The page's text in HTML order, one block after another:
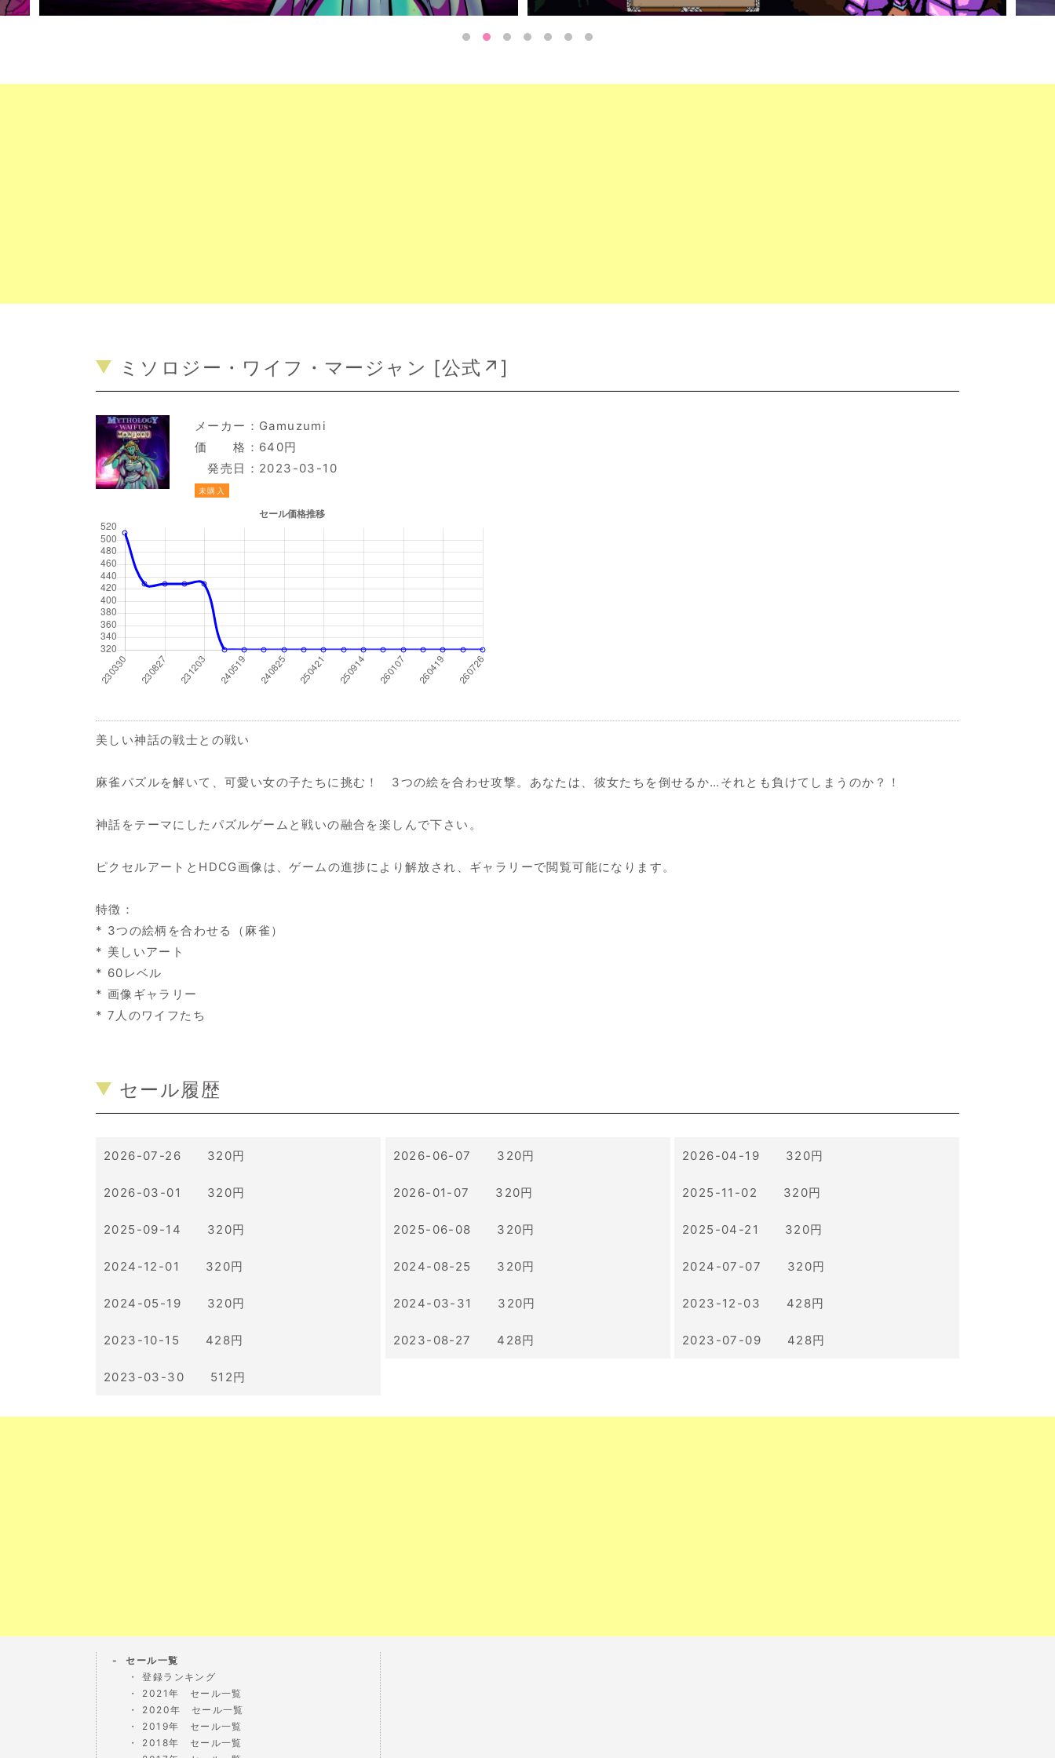
ミソロジー・ワイフ・マージャン [公式↗]
メーカー： Gamuzumi
価 格：640円
発売日：2023-03-10
未購入
美しい神話の戦士との戦い
麻雀パズルを解いて、可愛い女の子たちに挑む！ 3つの絵を合わせ攻撃。あなたは、彼女たちを倒せるか…それとも負けてしまうのか？！
神話をテーマにしたパズルゲームと戦いの融合を楽しんで下さい。
ピクセルアートとHDCG画像は、ゲームの進捗により解放され、ギャラリーで閲覧可能になります。
特徴：
* 3つの絵柄を合わせる（麻雀）
* 美しいアート
* 60レベル
* 画像ギャラリー
* 7人のワイフたち
セール履歴
2026-07-26 320円 2026-06-07 320円 2026-04-19 320円
2026-03-01 320円 2026-01-07 320円 2025-11-02 320円
2025-09-14 320円 2025-06-08 320円 2025-04-21 320円
2024-12-01 320円 2024-08-25 320円 2024-07-07 320円
2024-05-19 320円 2024-03-31 320円 2023-12-03 428円
2023-10-15 428円 2023-08-27 428円 2023-07-09 428円
2023-03-30 512円
セール一覧
登録ランキング
2021年 セール一覧
2020年 セール一覧
2019年 セール一覧
2018年 セール一覧